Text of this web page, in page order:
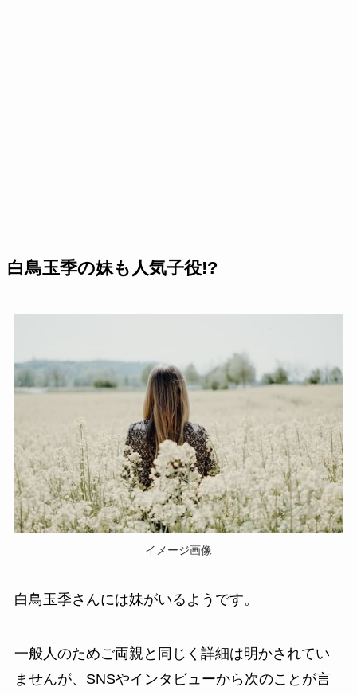
白鳥玉季の妹も人気子役!?
イメージ画像
白鳥玉季さんには妹がいるようです。
一般人のためご両親と同じく詳細は明かされてい
ませんが、SNSやインタビューから次のことが言